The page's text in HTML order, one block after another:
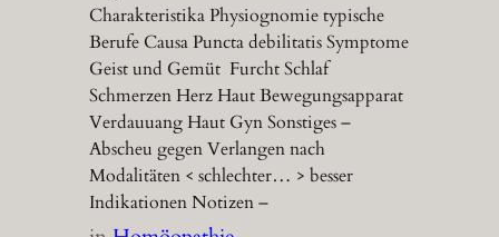
Charakteristika Physiognomie typische
Berufe Causa Puncta debilitatis Symptome
Geist und Gemüt Furcht Schlaf
Schmerzen Herz Haut Bewegungsapparat
Verdauuang Haut Gyn Sonstiges –
Abscheu gegen Verlangen nach
Modalitäten < schlechter… > besser
Indikationen Notizen –